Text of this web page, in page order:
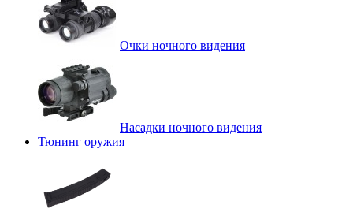
Очки ночного видения
Насадки ночного видения
Тюнинг оружия